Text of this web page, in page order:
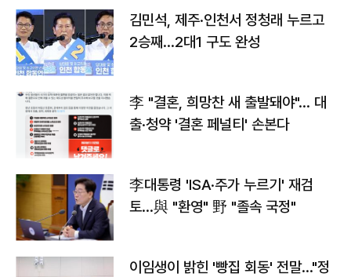
김민석, 제주·인천서 정청래 누르고
2승째…2대1 구도 완성
李 "결혼, 희망찬 새 출발돼야"… 대
출·청약 '결혼 페널티' 손본다
李대통령 'ISA·주가 누르기' 재검
토…與 "환영" 野 "졸속 국정"
이임생이 밝힌 '빵집 회동' 전말…"정